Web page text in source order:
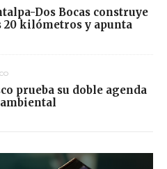
Dos Bocas construye
20 kilómetros y apunta
prueba su doble agenda